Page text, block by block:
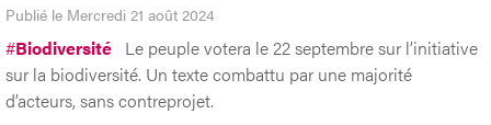
Publié le Mercredi 21 août 2024
#Biodiversité Le peuple votera le 22 septembre sur l’initiative
sur la biodiversité. Un texte combattu par une majorité
d’acteurs, sans contreprojet.